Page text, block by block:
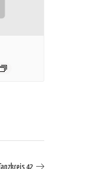
Tanzkreis 42